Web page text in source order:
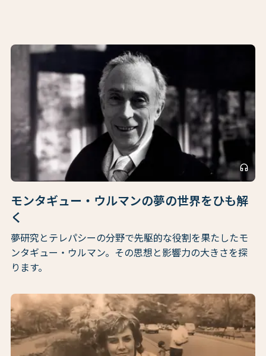
headphones
モンタギュー・ウルマンの夢の世界をひも解
く
夢研究とテレパシーの分野で先駆的な役割を果たしたモ
ンタギュー・ウルマン。その思想と影響力の大きさを探
ります。